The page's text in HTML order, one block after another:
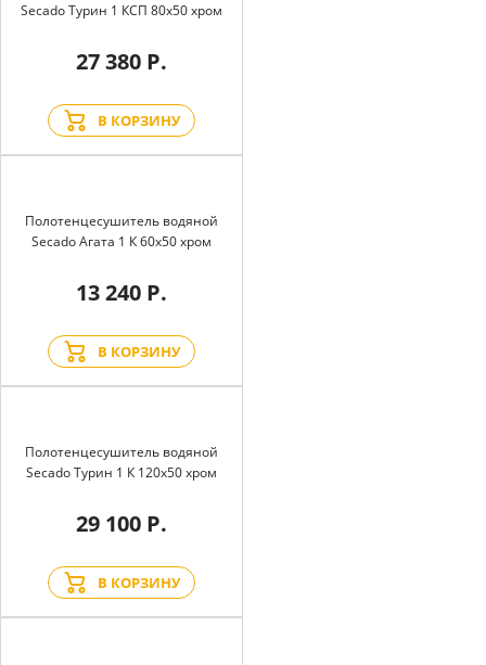
Secado Турин 1 КСП 80x50 хром
27 380 Р.
В КОРЗИНУ
Полотенцесушитель водяной
Secado Агата 1 К 60x50 хром
13 240 Р.
В КОРЗИНУ
Полотенцесушитель водяной
Secado Турин 1 К 120x50 хром
29 100 Р.
В КОРЗИНУ